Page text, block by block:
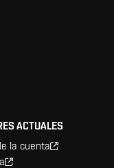
ACTUALES
la cuenta